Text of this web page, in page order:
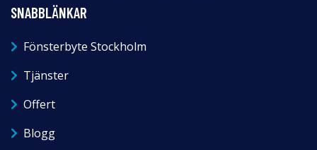
SNABBLÄNKAR
Fönsterbyte Stockholm
Tjänster
Offert
Blogg